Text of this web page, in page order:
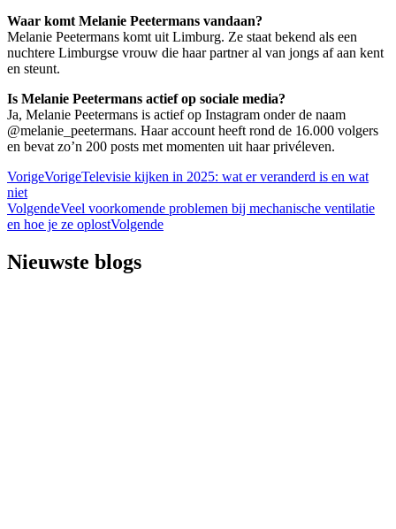
Waar komt Melanie Peetermans vandaan?
Melanie Peetermans komt uit Limburg. Ze staat bekend als een
nuchtere Limburgse vrouw die haar partner al van jongs af aan kent
en steunt.
Is Melanie Peetermans actief op sociale media?
Ja, Melanie Peetermans is actief op Instagram onder de naam
@melanie_peetermans. Haar account heeft rond de 16.000 volgers
en bevat zo’n 200 posts met momenten uit haar privéleven.
VorigeVorigeTelevisie kijken in 2025: wat er veranderd is en wat
niet
VolgendeVeel voorkomende problemen bij mechanische ventilatie
en hoe je ze oplostVolgende
Nieuwste blogs